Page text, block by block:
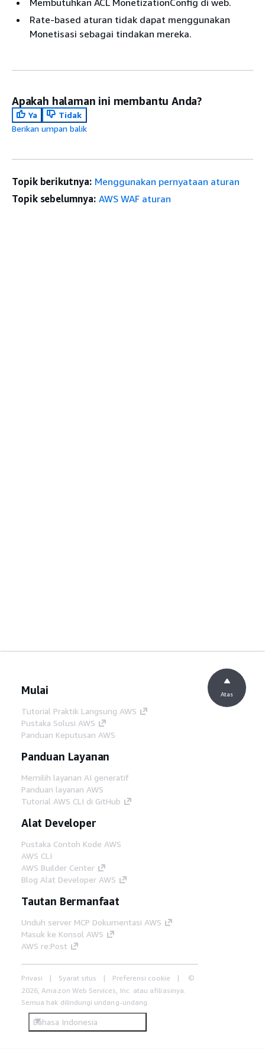
Membutuhkan ACL MonetizationConfig di web.
Rate-based aturan tidak dapat menggunakan
Monetisasi sebagai tindakan mereka.
Apakah halaman ini membantu Anda?
Ya
Tidak
Berikan umpan balik
Topik berikutnya: Menggunakan pernyataan aturan
Topik sebelumnya: AWS WAF aturan
Mulai
Tutorial Praktik Langsung AWS
Pustaka Solusi AWS
Panduan Keputusan AWS
Panduan Layanan
Memilih layanan AI generatif
Panduan layanan AWS
Tutorial AWS CLI di GitHub
Alat Developer
Pustaka Contoh Kode AWS
AWS CLI
AWS Builder Center
Blog Alat Developer AWS
Tautan Bermanfaat
Unduh server MCP Dokumentasi AWS
Masuk ke Konsol AWS
AWS re:Post
Privasi Syarat situs Preferensi cookie
©
2026, Amazon Web Services, Inc. atau afiliasinya.
Semua hak dilindungi undang-undang.
Bahasa Indonesia
Atas